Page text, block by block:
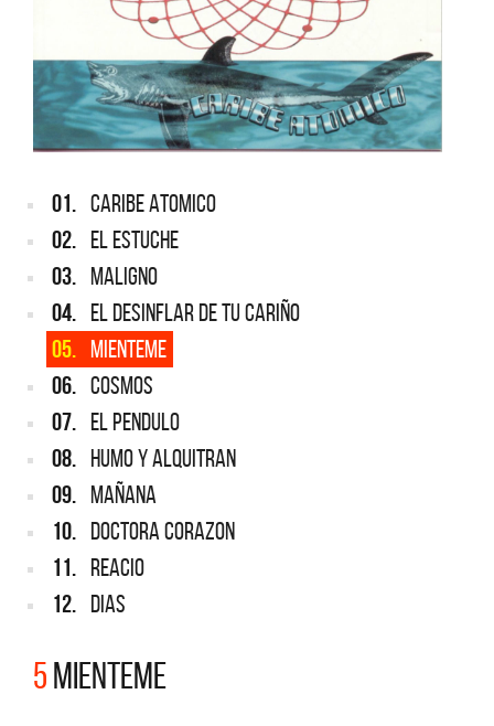
01. CARIBE ATOMICO
02. EL ESTUCHE
03. MALIGNO
04. EL DESINFLAR DE TU CARIÑO
05. MIENTEME
06. COSMOS
07. EL PENDULO
08. HUMO Y ALQUITRAN
09. MAÑANA
10. DOCTORA CORAZON
11. REACIO
12. DIAS
5MIENTEME